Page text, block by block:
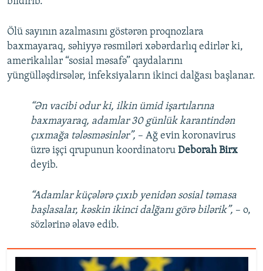
Ölü sayının azalmasını göstərən proqnozlara
baxmayaraq, səhiyyə rəsmiləri xəbərdarlıq edirlər ki,
amerikalılar “sosial məsafə” qaydalarını
yüngülləşdirsələr, infeksiyaların ikinci dalğası başlanar.
“Ən vacibi odur ki, ilkin ümid işartılarına
baxmayaraq, adamlar 30 günlük karantindən
çıxmağa tələsməsinlər”, – Ağ evin koronavirus
üzrə işçi qrupunun koordinatoru Deborah Birx
deyib.
“Adamlar küçələrə çıxıb yenidən sosial təmasa
başlasalar, kəskin ikinci dalğanı görə bilərik”, – o,
sözlərinə əlavə edib.